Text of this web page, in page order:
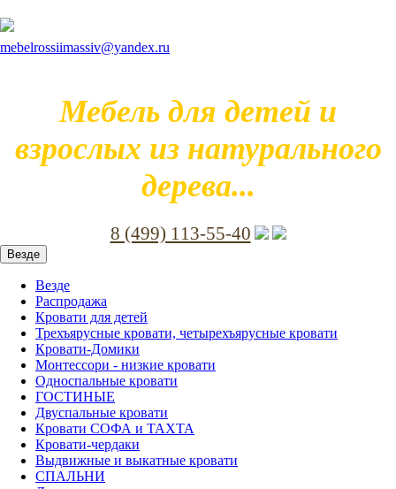
mebelrossiimassiv@yandex.ru
Мебель для детей и
взрослых из натурального
дерева...
8 (499) 113-55-40
Везде
Везде
Распродажа
Кровати для детей
Трехъярусные кровати, четырехъярусные кровати
Кровати-Домики
Монтессори - низкие кровати
Односпальные кровати
ГОСТИНЫЕ
Двуспальные кровати
Кровати СОФА и ТАХТА
Кровати-чердаки
Выдвижные и выкатные кровати
СПАЛЬНИ